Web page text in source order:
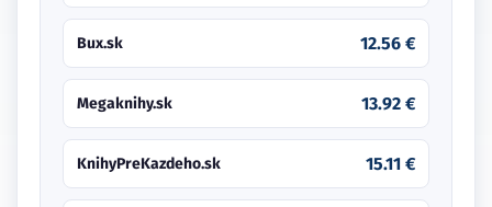
Bux.sk 12.56 €
Megaknihy.sk 13.92 €
KnihyPreKazdeho.sk 15.11 €